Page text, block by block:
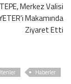
Merkez Valisi
Makamında
Ziyaret Etti
Haberler